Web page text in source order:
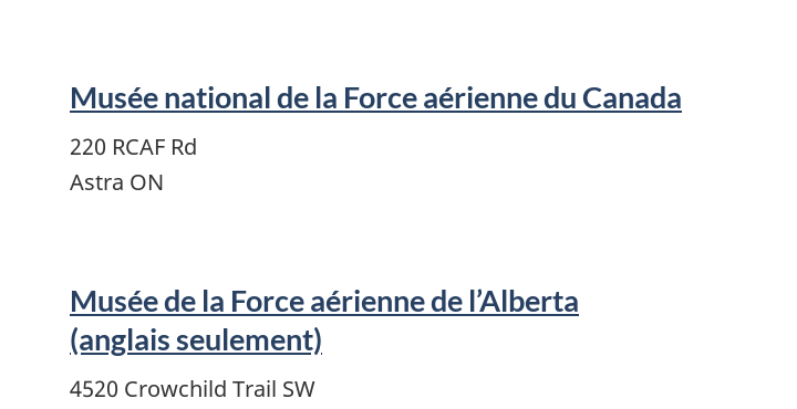
Musée national de la Force aérienne du Canada
220 RCAF Rd
Astra ON
Musée de la Force aérienne de l’Alberta
(anglais seulement)
4520 Crowchild Trail SW